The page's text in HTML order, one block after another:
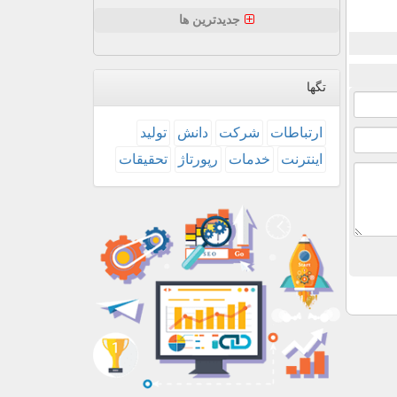
جدیدترین ها
تگها
ارتباطات شركت دانش
تولید
اینترنت
خدمات رپورتاژ تحقیقات